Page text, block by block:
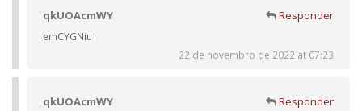
qkUOAcmWY Responder
emCYGNiu
22 de novembro de 2022 at 07:23
qkUOAcmWY Responder